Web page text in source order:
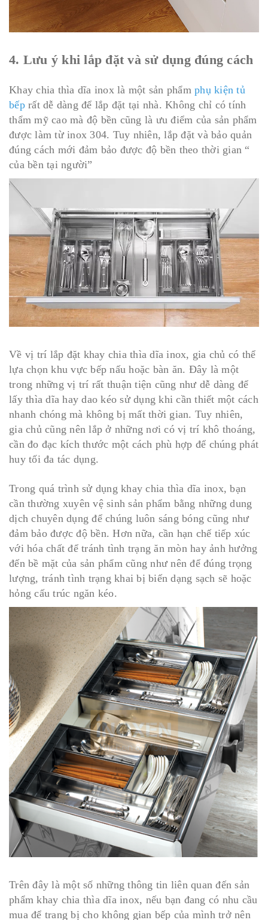
4. Lưu ý khi lắp đặt và sử dụng đúng cách
Khay chia thìa dĩa inox là một sản phẩm phụ kiện tủ
bếprất dễ dàng để lắp đặt tại nhà. Không chỉ có tính
thẩm mỹ cao mà độ bền cũng là ưu điểm của sản phẩm
được làm từ inox 304. Tuy nhiên, lắp đặt và bảo quản
đúng cách mới đảm bảo được độ bền theo thời gian “
của bền tại người”
Về vị trí lắp đặt khay chia thìa dĩa inox, gia chủ có thể
lựa chọn khu vực bếp nấu hoặc bàn ăn. Đây là một
trong những vị trí rất thuận tiện cũng như dễ dàng để
lấy thìa dĩa hay dao kéo sử dụng khi cần thiết một cách
nhanh chóng mà không bị mất thời gian. Tuy nhiên,
gia chủ cũng nên lắp ở những nơi có vị trí khô thoáng,
cần đo đạc kích thước một cách phù hợp để chúng phát
huy tối đa tác dụng.
Trong quá trình sử dụng khay chia thìa dĩa inox, bạn
cần thường xuyên vệ sinh sản phẩm bằng những dung
dịch chuyên dụng để chúng luôn sáng bóng cũng như
đảm bảo được độ bền. Hơn nữa, cần hạn chế tiếp xúc
với hóa chất để tránh tình trạng ăn mòn hay ảnh hưởng
đến bề mặt của sản phẩm cũng như nên để đúng trọng
lượng, tránh tình trạng khai bị biến dạng sạch sẽ hoặc
hỏng cấu trúc ngăn kéo.
Trên đây là một số những thông tin liên quan đến sản
phẩm khay chia thìa dĩa inox, nếu bạn đang có nhu cầu
mua để trang bị cho không gian bếp của mình trở nên